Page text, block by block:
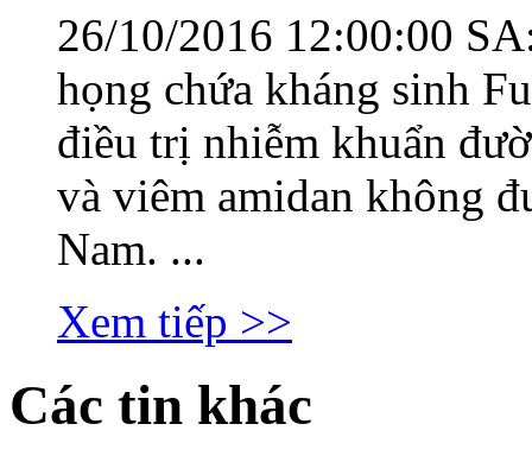
26/10/2016 12:00:00
họng chứa kháng sinh
điều trị nhiễm khuẩn
và viêm amidan không
Nam. ...
Xem tiếp >>
Các tin khác